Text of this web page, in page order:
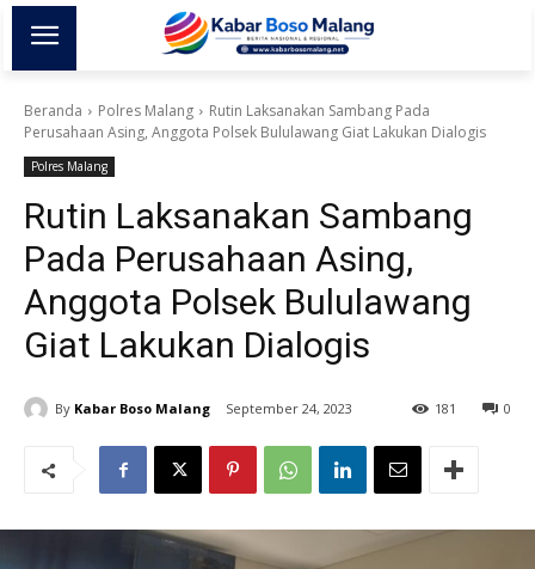
Beranda Polres Malang
Rutin Laksanakan Sambang Pada
Perusahaan Asing, Anggota Polsek Bululawang Giat Lakukan Dialogis
Polres Malang
Rutin Laksanakan Sambang
Pada Perusahaan Asing,
Anggota Polsek Bululawang
Giat Lakukan Dialogis
By Kabar Boso Malang September 24, 2023 0
181